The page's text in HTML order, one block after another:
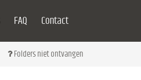
FAQ Contact
Folders niet ontvangen